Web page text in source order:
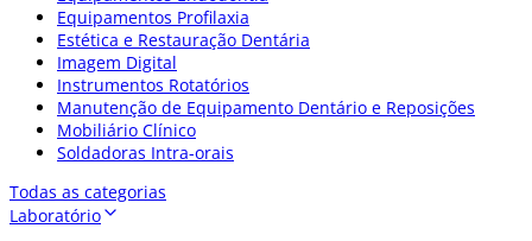
Equipamentos Profilaxia
Estética e Restauração Dentária
Imagem Digital
Instrumentos Rotatórios
Manutenção de Equipamento Dentário e Reposições
Mobiliário Clínico
Soldadoras Intra-orais
Todas as categorias
Laboratório